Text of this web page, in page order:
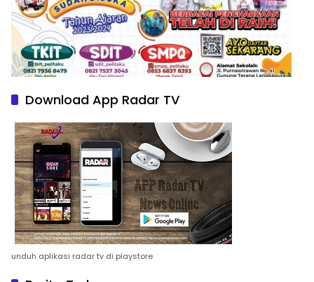
Download App Radar TV
unduh aplikasi radar tv di playstore